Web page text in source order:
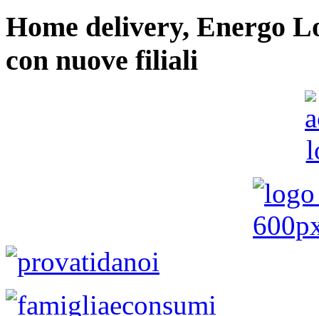
Home delivery, Energo
con nuove filiali